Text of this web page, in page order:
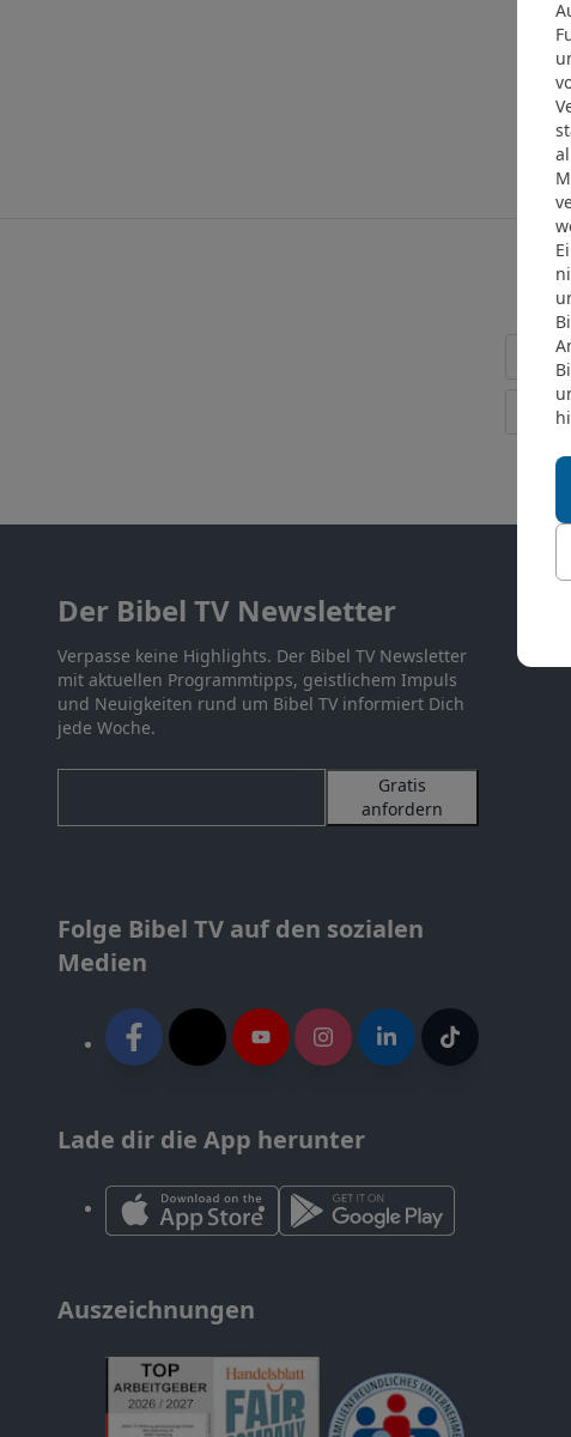
Der Bibel TV Newsletter
Verpasse keine Highlights. Der Bibel TV Newsletter
mit aktuellen Programmtipps, geistlichem Impuls
und Neuigkeiten rund um Bibel TV informiert Dich
jede Woche.
Gratis
anfordern
Folge Bibel TV auf den sozialen
Medien
Lade dir die App herunter
Auszeichnungen